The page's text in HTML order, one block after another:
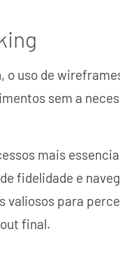
o uso de
sem a
mais
fidelidade e
valiosos para
final.